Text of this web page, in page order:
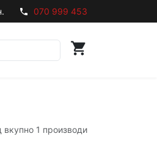
phone 070 999 453
shopping_cart
1 производи